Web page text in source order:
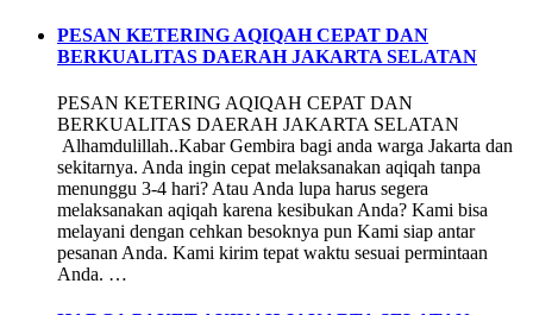
PESAN KETERING AQIQAH CEPAT DAN
BERKUALITAS DAERAH JAKARTA SELATAN
PESAN KETERING AQIQAH CEPAT DAN
BERKUALITAS DAERAH JAKARTA SELATAN
Alhamdulillah..Kabar Gembira bagi anda warga Jakarta dan
sekitarnya. Anda ingin cepat melaksanakan aqiqah tanpa
menunggu 3-4 hari? Atau Anda lupa harus segera
melaksanakan aqiqah karena kesibukan Anda? Kami bisa
melayani dengan cehkan besoknya pun Kami siap antar
pesanan Anda. Kami kirim tepat waktu sesuai permintaan
Anda. …